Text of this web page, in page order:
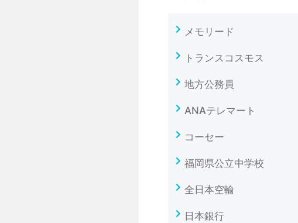
メモリード
トランスコスモス
地方公務員
ANAテレマート
コーセー
福岡県公立中学校
全日本空輸
日本銀行